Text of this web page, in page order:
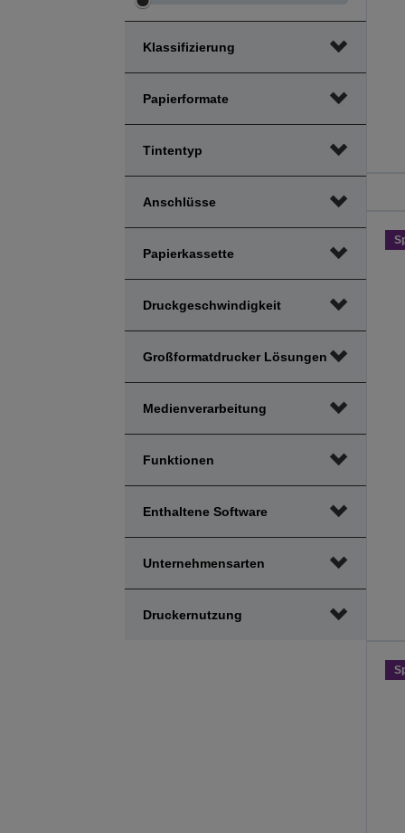
Preis
Bereich
anpassen
Preis
Bereich
anpassen
Klassifizierung
Papierformate
Tintentyp
Anschlüsse
Papierkassette
Druckgeschwindigkeit
Großformatdrucker Lösungen
Medienverarbeitung
Funktionen
Enthaltene Software
Unternehmensarten
Druckernutzung